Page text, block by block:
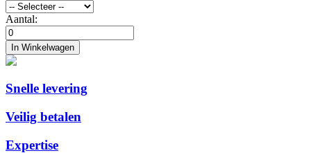
Aantal:
In Winkelwagen
Snelle levering
Veilig betalen
Expertise